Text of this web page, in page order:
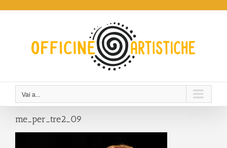
Vai a...
me_per_tre2_09